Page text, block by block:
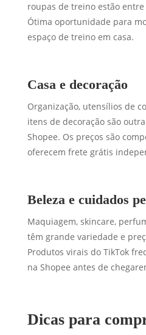
roupas de treino estão
Ótima oportunidade para
espaço de treino em casa.
Casa e decoração
Organização, utensílios de
itens de decoração são
Shopee. Os preços são
oferecem frete grátis
Beleza e cuidados
Maquiagem, skincare,
têm grande variedade e
Produtos virais do TikTok
na Shopee antes de
Dicas para